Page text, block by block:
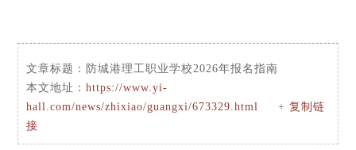
文章标题： 防城港理工职业学校2026年报名指南
本文地址：https://www.yi-
hall.com/news/zhixiao/guangxi/673329.html
+复制链
接